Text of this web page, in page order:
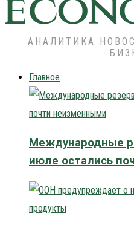
АНАЛИТИКА
Главное
Международные
июле остались